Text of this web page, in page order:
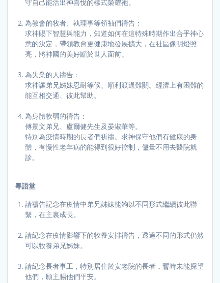
守自己能活出神喜悅的樣式榮耀祂。
為教會的牧者、執理事等領䄂們禱告：
求神賜下智慧與能力，知道如何在這特殊時期作出合乎神心
意的決定，帶領教會更健康地發展擴大，在社區像明燈照
亮，將神國的美好顯於世人面前。
為失業的人禱告：
求神讓弟兄姊妹忍耐等候、順利渡過難關。經濟上有困難的
能互相交通、彼此幫助。
為身體軟弱的禱告：
傅景文弟兄、盧爾健先生及晏淑華等。
特別為疫情時期的長者們祈禱。求神保守他們有健康的身
體，有慢性老年病的能得到很好控制，儘量不用去醫院就
診。
粵語堂
請禱告記念在疫情中弟兄姊妹能夠以不同形式繼續彼此聯
繫，在主裏成長。
請紀念在疫情影響下的牧養安排禱告，透過不同的形式仍然
可以牧養弟兄姊妹。
請紀念長者事工，特別居住於安老院的長者，暫時未能探望
他們，願主賜他們平安。